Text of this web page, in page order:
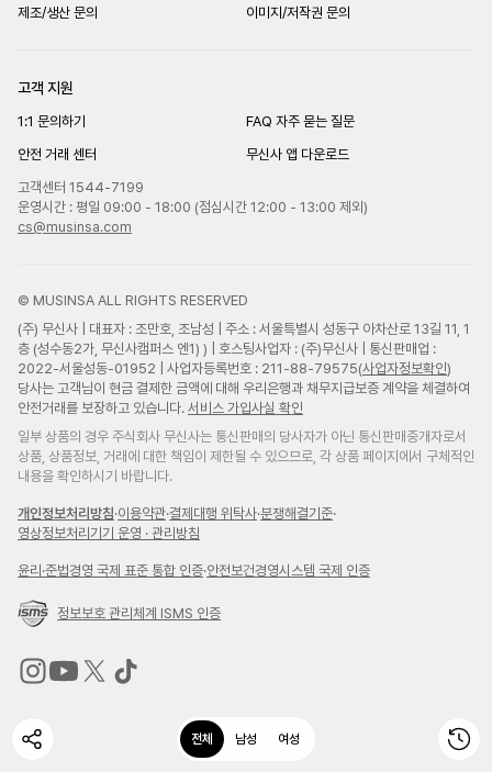
전체 남성 여성
제조/생산 문의
이미지/저작권 문의
고객 지원
1:1 문의하기
FAQ 자주 묻는 질문
안전 거래 센터
무신사 앱 다운로드
고객센터 1544-7199
운영시간 : 평일 09:00 - 18:00 (점심시간 12:00 - 13:00 제외)
cs@musinsa.com
© MUSINSA ALL RIGHTS RESERVED
(주) 무신사 | 대표자 : 조만호, 조남성 | 주소 : 서울특별시 성동구 아차산로 13길 11, 1
층 (성수동2가, 무신사캠퍼스 엔1) ) | 호스팅사업자 : (주)무신사 | 통신판매업 :
2022-서울성동-01952 | 사업자등록번호 : 211-88-79575(사업자정보확인)
당사는 고객님이 현금 결제한 금액에 대해 우리은행과 채무지급보증 계약을 체결하여
안전거래를 보장하고 있습니다. 서비스 가입사실 확인
일부 상품의 경우 주식회사 무신사는 통신판매의 당사자가 아닌 통신판매중개자로서
상품, 상품정보, 거래에 대한 책임이 제한될 수 있으므로, 각 상품 페이지에서 구체적인
내용을 확인하시기 바랍니다.
개인정보처리방침·이용약관·결제대행 위탁사·분쟁해결기준·
영상정보처리기기 운영 · 관리방침
윤리 ·준법경영 국제 표준 통합 인증·안전보건경영시스템 국제 인증
정보보호 관리체계 ISMS 인증
사